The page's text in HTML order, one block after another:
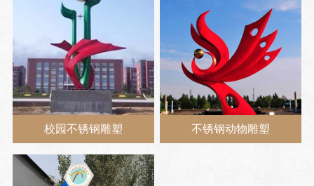
校园不锈钢雕塑 不锈钢动物雕塑